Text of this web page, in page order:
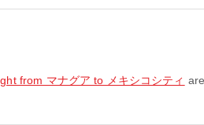
from マナグア to メキシコシティ